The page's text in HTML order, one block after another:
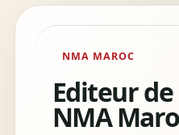
NMA MAROC
Editeur
NMA